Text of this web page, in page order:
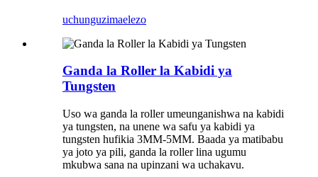
uchunguzimaelezo
Ganda la Roller la Kabidi ya
Tungsten
Uso wa ganda la roller umeunganishwa na kabidi
ya tungsten, na unene wa safu ya kabidi ya
tungsten hufikia 3MM-5MM. Baada ya matibabu
ya joto ya pili, ganda la roller lina ugumu
mkubwa sana na upinzani wa uchakavu.